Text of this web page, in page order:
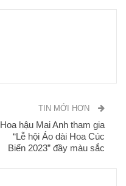
TIN MỚI HƠN
Hoa hậu Mai Anh tham gia
“Lễ hội Áo dài Hoa Cúc
Biển 2023” đầy màu sắc